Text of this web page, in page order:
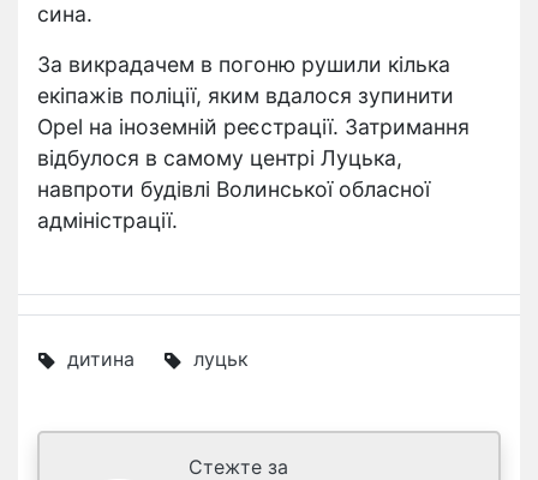
сина.
За викрадачем в погоню рушили кілька
екіпажів поліції, яким вдалося зупинити
Opel на іноземній реєстрації. Затримання
відбулося в самому центрі Луцька,
навпроти будівлі Волинської обласної
адміністрації.
дитина луцьк
Стежте за